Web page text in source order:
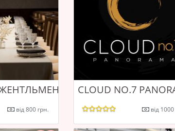
від 800 грн.
CLOUD NO.7
від